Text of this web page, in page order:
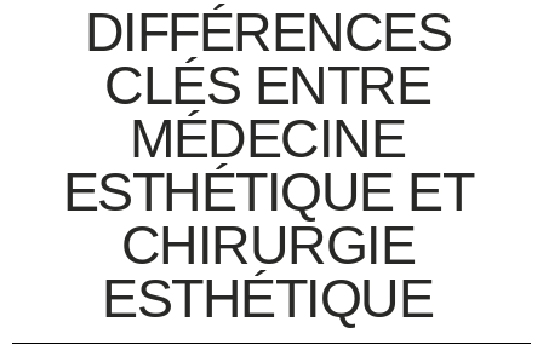
DIFFÉRENCES
CLÉS ENTRE
MÉDECINE
ESTHÉTIQUE ET
CHIRURGIE
ESTHÉTIQUE